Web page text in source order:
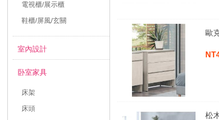
電視櫃/展示櫃
鞋櫃/屏風/玄關
室內設計
卧室家具
床架
床頭
歐
松